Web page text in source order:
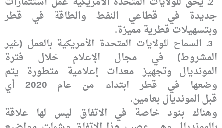
2
جديدة في قطاعي النفط والطاقة في قطر
وبتسهيلات قطريةمميزة.
3ـ السماح للولايات المتحدة الأمريكية بالعمل (غير
المشروط) في مجال الإعلام خلال فترة
المونديال وتجهيز معدات إعلامية متطورة يتم
وضعها في قطر ابتداء من عام 2020 أي
قبلالمونديال بعامين.
وهناك بنود خاصة في الاتفاق ليس لها علاقة